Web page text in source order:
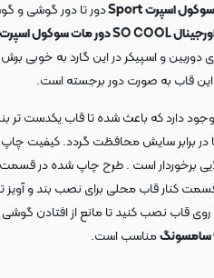
دور تا دور گوشی و
قاب های اورجینال SO COOL دور مات سوکول اسپرت
و اسپیکر در این گارد به خوبی برش
این قاب به صورت دور برجسته است.
دارد که باعث شده تا قاب یکدست تر
برابر سایش محافظت گردد. کیفیت چاپ
برخوردار است . طرح چاپ شده در
کنار قاب محلی برای نصب بند و آویز
روی قاب نصب کنید تا مانع از افتادن
مناسب است.